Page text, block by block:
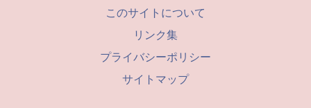
このサイトについて
リンク集
プライバシーポリシー
サイトマップ